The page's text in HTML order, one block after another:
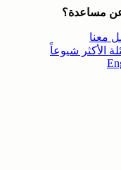
مساعدة؟
معنا
الأكثر شيوعاً